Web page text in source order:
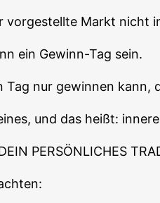
vor­ge­stell­te Markt nicht
ein Gewinn-Tag sein.
Tag nur gewin­nen kann,
und das heißt:
PERSÖNLICHES